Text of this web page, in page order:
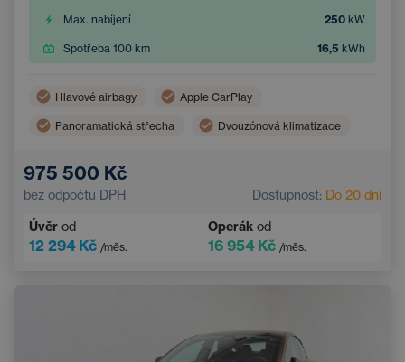
Max. nabíjení 250 kW
Spotřeba 100 km 16,5 kWh
Hlavové airbagy Apple CarPlay
Panoramatická střecha Dvouzónová klimatizace
Automatická klimatizace
Dotykový displej Sportovní volant
975 500 Kč
bez odpočtu DPH Dostupnost: Do 20 dní
Úvěr od
12 294 Kč /měs.
Operák od
16 954 Kč /měs.